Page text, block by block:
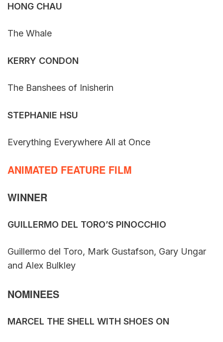
HONG CHAU
The Whale
KERRY CONDON
The Banshees of Inisherin
STEPHANIE HSU
Everything Everywhere All at Once
ANIMATED FEATURE FILM
WINNER
GUILLERMO DEL TORO’S PINOCCHIO
Guillermo del Toro, Mark Gustafson, Gary Ungar
and Alex Bulkley
NOMINEES
MARCEL THE SHELL WITH SHOES ON